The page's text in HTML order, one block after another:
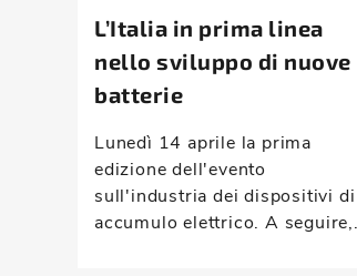
L’Italia in prima linea
nello sviluppo di nuove
batterie
Lunedì 14 aprile la prima
edizione dell'evento
sull'industria dei dispositivi di
accumulo elettrico. A seguire,...